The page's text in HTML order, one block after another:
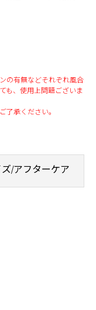
の有無などそれぞれ風合
も、使用上問題ございま
了承ください。
/アフターケア